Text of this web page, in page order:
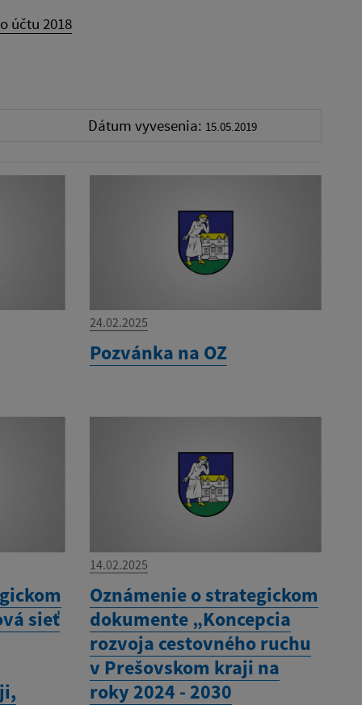
účtu 2018
Dátum vyvesenia: 15.05.2019
24.02.2025
Pozvánka na OZ
sieť
14.02.2025
Oznámenie o strategickom
dokumente „Koncepcia
rozvoja cestovného ruchu
v Prešovskom kraji na
roky 2024 - 2030